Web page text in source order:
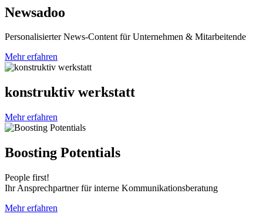
Newsadoo
Personalisierter News-Content für Unternehmen & Mitarbeitende
Mehr erfahren
konstruktiv werkstatt
Mehr erfahren
Boosting Potentials
People first!
Ihr Ansprechpartner für interne Kommunikationsberatung
Mehr erfahren